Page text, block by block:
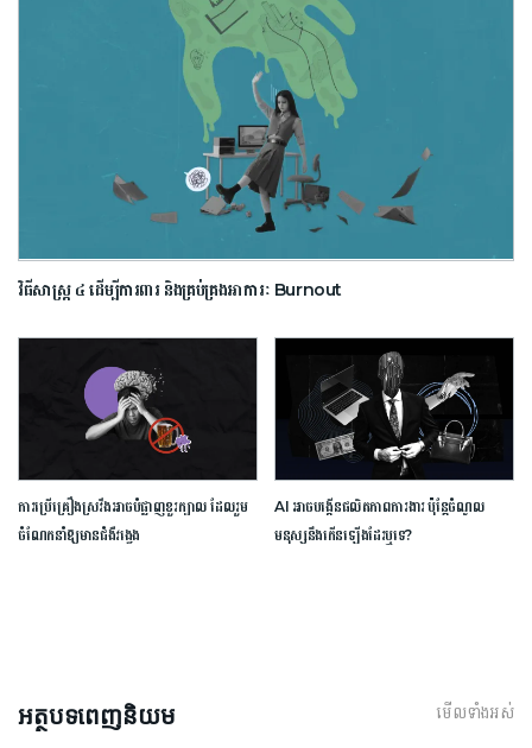
វិធីសាស្រ្ត ៤ ​ដើម្បី​ការពារ និងគ្រប់គ្រង​អាការៈ Burnout
ការ​ប្រើគ្រឿង​ស្រវឹង​អាចបំផ្លាញ​ខួរក្បាល ដែល​រួម
ចំណែក​នាំឱ្យ​មាន​ជំងឺ​វង្វេង
AI អាចបង្កើនផលិតភាពការងារ ប៉ុន្តែចំណូល
មនុស្សនឹងកើនឡើងដែរឬទេ?
អត្ថបទពេញនិយម មើលទាំងអស់